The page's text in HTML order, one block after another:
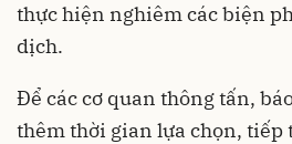
thực hiện nghiêm các biện
dịch.
Để các cơ quan thông tấn,
thêm thời gian lựa chọn, tiếp